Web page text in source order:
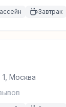
Завтрак
1, Москва